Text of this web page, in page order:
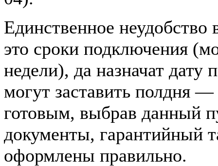
Единственное
это сроки подключения
недели), да назначат дату
могут заставить полдня
готовым, выбрав данный
документы, гарантийный
оформлены правильно.